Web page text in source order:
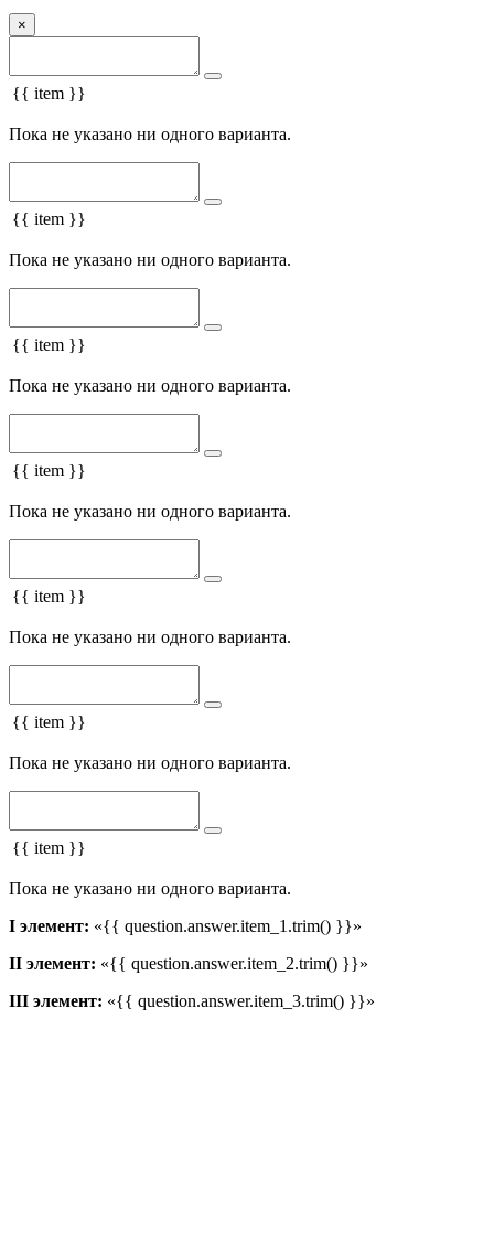
×
{{ item }}
Пока не указано ни одного варианта.
{{ item }}
Пока не указано ни одного варианта.
{{ item }}
Пока не указано ни одного варианта.
{{ item }}
Пока не указано ни одного варианта.
{{ item }}
Пока не указано ни одного варианта.
{{ item }}
Пока не указано ни одного варианта.
{{ item }}
Пока не указано ни одного варианта.
I элемент: «{{ question.answer.item_1.trim() }}»
II элемент: «{{ question.answer.item_2.trim() }}»
III элемент: «{{ question.answer.item_3.trim() }}»